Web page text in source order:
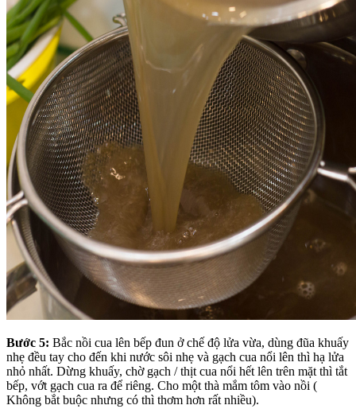
Bước 5: Bắc nồi cua lên bếp đun ở chế độ lửa vừa, dùng đũa khuấy
nhẹ đều tay cho đến khi nước sôi nhẹ và gạch cua nổi lên thì hạ lửa
nhỏ nhất. Dừng khuấy, chờ gạch / thịt cua nổi hết lên trên mặt thì tắt
bếp, vớt gạch cua ra để riêng. Cho một thà mắm tôm vào nồi (
Không bắt buộc nhưng có thì thơm hơn rất nhiều).